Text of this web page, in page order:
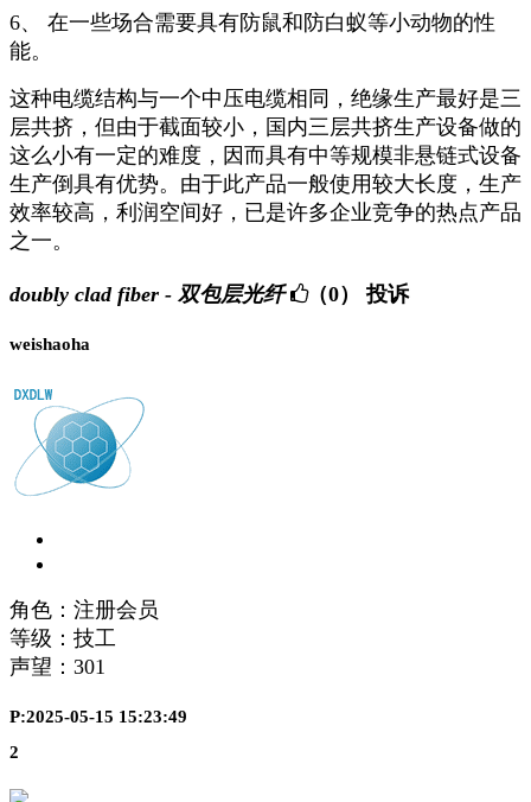
6、 在一些场合需要具有防鼠和防白蚁等小动物的性
能。
这种电缆结构与一个中压电缆相同，绝缘生产最好是三
层共挤，但由于截面较小，国内三层共挤生产设备做的
这么小有一定的难度，因而具有中等规模非悬链式设备
生产倒具有优势。由于此产品一般使用较大长度，生产
效率较高，利润空间好，已是许多企业竞争的热点产品
之一。
doubly clad fiber - 双包层光纤 （0） 投诉
weishaoha
角色：注册会员
等级：技工
声望： 301
P:2025-05-15 15:23:49
2